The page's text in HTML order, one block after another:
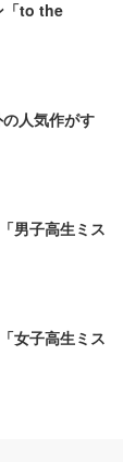
「to the
人気作がす
男子高生ミス
女子高生ミス